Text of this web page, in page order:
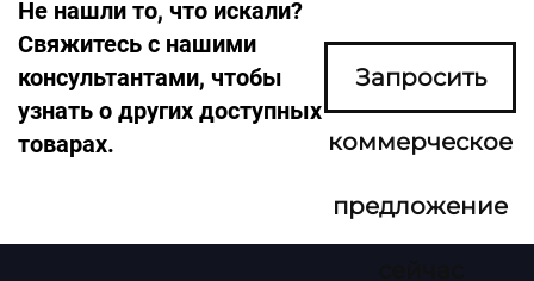
Не нашли то, что искали?
Свяжитесь с нашими
консультантами, чтобы
узнать о других доступных
товарах.
Запросить
коммерческое
предложение